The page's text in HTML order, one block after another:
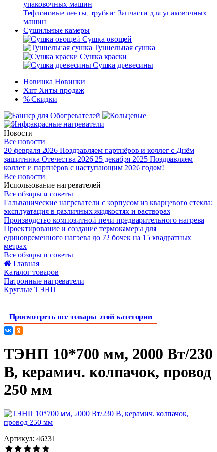
Тефлоновые ленты, трубки: Запчасти для упаковочных
машин
Сушильные камеры
Сушка овощей
Туннельная сушка
Сушка краски
Сушка древесины
Новинка Новинки
Хит Хиты продаж
% Скидки
Новости
Все новости
20 февраля 2026 Поздравляем партнёров и коллег с Днём
защитника Отечества 2026 25 декабря 2025 Поздравляем
коллег и партнёров с наступающим 2026 годом!
Все новости
Использование нагревателей
Все обзоры и советы
Гальванические нагреватели с корпусом из кварцевого стекла:
эксплуатация в различных жидкостях и растворах
Производство композитной печи предварительного нагрева
Проектирование и создание термокамеры для
единовременного нагрева до 72 бочек на 15 квадратных
метрах
Все обзоры и советы
Главная
Каталог товаров
Патронные нагреватели
Круглые ТЭНП
Просмотреть все товары этой категории
ТЭНП 10*700 мм, 2000 Вт/230
В, керамич. колпачок, провод
250 мм
Артикул: 46231